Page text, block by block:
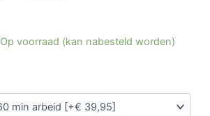
Op voorraad (kan nabesteld worden)